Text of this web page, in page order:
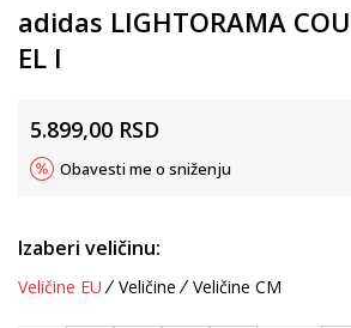
adidas LIGHTORAMA
EL I
5.899,00 RSD
Obavesti me o sniženju
Izaberi veličinu:
Veličine EU Veličine Veličine CM